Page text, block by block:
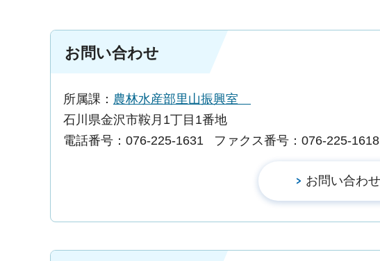
お問い合わせ
所属課： 農林水産部里山振興室
石川県金沢市鞍月1丁目1番地
電話番号：076-225-1631
ファクス番号：076-225-1618